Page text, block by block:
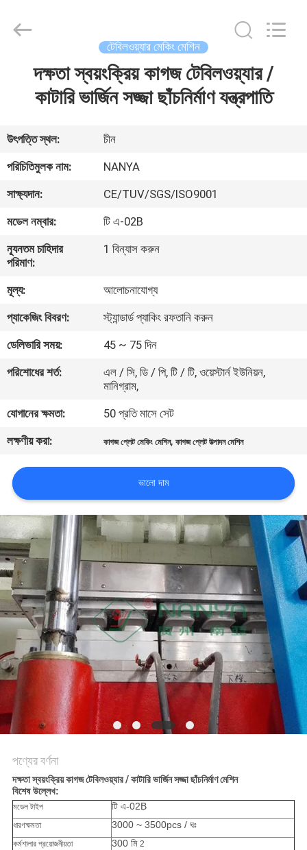
ভিডিও
VR
প্রদর্শন
আমাদের
সম্পর্কে
কারখানা
ভ্রমণ
মান
নিয়ন্ত্রণ
যোগাযোগ
করুন
খবর
সাইট
ম্যাপ
PRIVACY
POLICY
Equipment
টেবিলওয়্যার মেকিং মেশিন
দক্ষতা স্বয়ংক্রিয় কাগজ টেবিলওয়্যার /
কাটারি ভার্জিন সজ্জা ছাঁচনির্মাণ যন্ত্রপাতি
উৎপত্তি স্থল:
চীন
পরিচিতিমুলক নাম:
NANYA
সাক্ষ্যদান:
CE/TUV/SGS/ISO9001
মডেল নম্বার:
টি এ-02B
ন্যূনতম চাহিদার
পরিমাণ:
1 বিন্যাস করুন
মূল্য:
আলোচনাযোগ্য
প্যাকেজিং বিবরণ:
স্ট্যান্ডার্ড প্যাকিং রফতানি করুন
ডেলিভারি সময়:
45 ~ 75 দিন
পরিশোধের শর্ত:
এল / সি, ডি / পি, টি / টি, ওয়েস্টার্ন ইউনিয়ন,
মানিগ্রাম,
যোগানের ক্ষমতা:
50 প্রতি মাসে সেট
লক্ষণীয় করা:
কাগজ প্লেট মেকিং মেশিন,কাগজ প্লেট উত্পাদন মেশিন
ভালো দাম
পণ্যের বর্ণনা
দক্ষতা স্বয়ংক্রিয় কাগজ টেবিলওয়্যার / কাটারি ভার্জিন সজ্জা ছাঁচনির্মাণ মেশিন
বিশেষ উল্লেখ:
মডেল টাইপ টি এ-02B
ধারণক্ষমতা 3000 ~ 3500pcs / ঘঃ
কর্মশালার প্রয়োজনীয়তা 300 মি 2